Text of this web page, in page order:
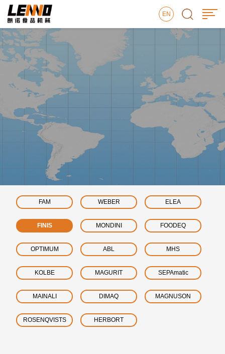
EN
FAM WEBER ELEA
FINIS MONDINI FOODEQ
OPTIMUM ABL MHS
KOLBE MAGURIT SEPAmatic
MAINALI DIMAQ MAGNUSON
ROSENQVISTS HERBORT